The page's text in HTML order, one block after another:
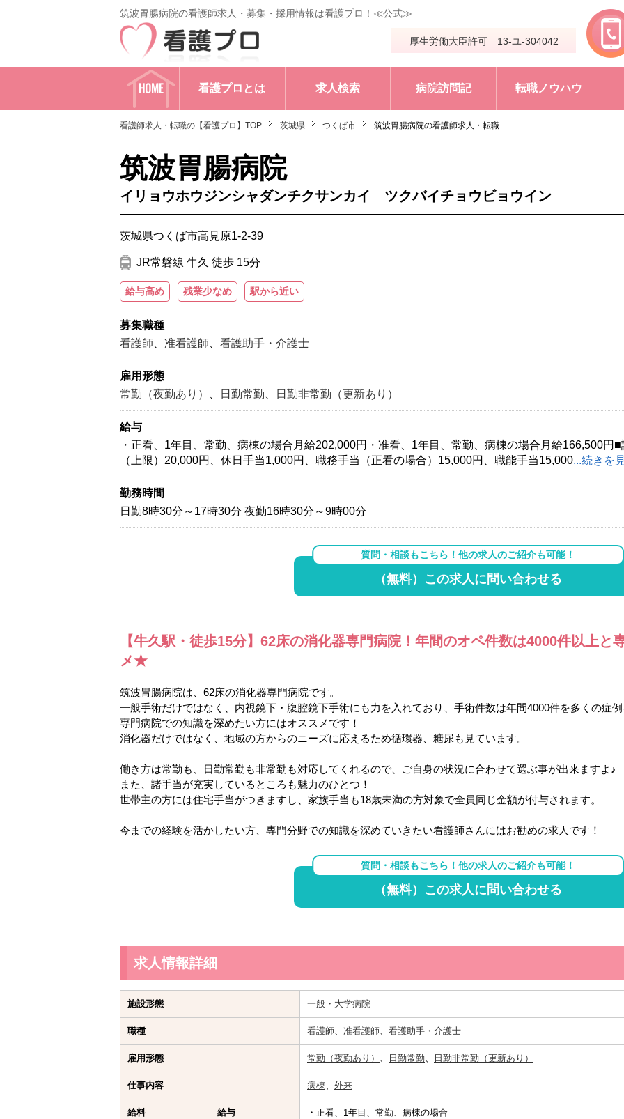
筑波胃腸病院の看護師求人・募集・採用情報は看護プロ！≪公式≫
厚生労働大臣許可 13-ユ-304042
HOME 看護プロとは 求人検索 病院訪問記 転職ノウハウ
看護師求人・転職の【看護プロ】TOP 茨城県 つくば市 筑波胃腸病院の看護師求人・転職
筑波胃腸病院
イリョウホウジンシャダンチクサンカイ ツクバイチョウビョウイン
茨城県つくば市高見原1-2-39
JR常磐線 牛久 徒歩 15分
給与高め 残業少なめ 駅から近い
募集職種
看護師
准看護師 看護助手・介護士
雇用形態
常勤（夜勤あり）
日勤常勤 日勤非常勤（更新あり）
給与
・正看、1年目、常勤、病棟の場合月給202,000円・准看、1年目、常勤、病棟の場合月給166,500円
（上限）20,000円、休日手当1,000円、職務手当（正看の場合）15,000円、職能手当15,000...続きを
勤務時間
日勤8時30分～17時30分 夜勤16時30分～9時00分
質問・相談もこちら！他の求人のご紹介も可能！
（無料）この求人に問い合わせる
【牛久駅・徒歩15分】62床の消化器専門病院！年間のオペ件数は4000件以上と
メ★
筑波胃腸病院は、62床の消化器専門病院です。
一般手術だけではなく、内視鏡下・腹腔鏡下手術にも力を入れており、手術件数は年間4000件を多くの症
専門病院での知識を深めたい方にはオススメです！
消化器だけではなく、地域の方からのニーズに応えるため循環器、糖尿も見ています。
働き方は常勤も、日勤常勤も非常勤も対応してくれるので、ご自身の状況に合わせて選ぶ事が出来ますよ♪
また、諸手当が充実しているところも魅力のひとつ！
世帯主の方には住宅手当がつきますし、家族手当も18歳未満の方対象で全員同じ金額が付与されます。
今までの経験を活かしたい方、専門分野での知識を深めていきたい看護師さんにはお勧めの求人です！
質問・相談もこちら！他の求人のご紹介も可能！
（無料）この求人に問い合わせる
求人情報詳細
施設形態 一般・大学病院
職種 看護師、 准看護師、 看護助手・介護士
雇用形態 常勤（夜勤あり） 、 日勤常勤、 日勤非常勤（更新あり）
仕事内容 病棟、 外来
給料 給与
・正看、1年目、常勤、病棟の場合